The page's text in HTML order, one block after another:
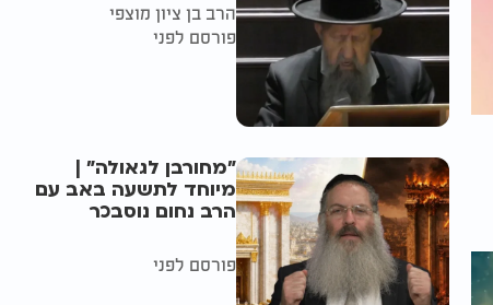
הרב בן ציון מוצפי
פורסם לפני
"מחורבן לגאולה" |
מיוחד לתשעה באב עם
הרב נחום נוסבכר
פורסם לפני